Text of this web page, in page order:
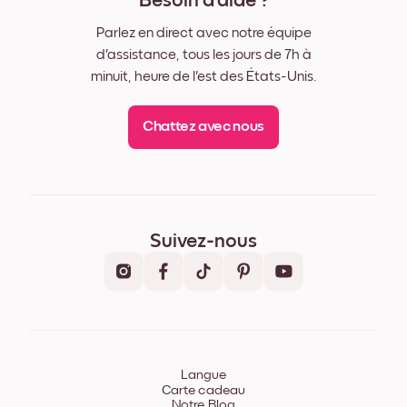
Parlez en direct avec notre équipe
d'assistance, tous les jours de 7h à
minuit, heure de l'est des États-Unis.
Chattez avec nous
Suivez-nous
Langue
Carte cadeau